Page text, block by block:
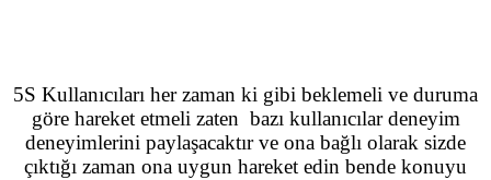
5S Kullanıcıları her zaman ki gibi beklemeli ve duruma
göre hareket etmeli zaten bazı kullanıcılar deneyim
deneyimlerini paylaşacaktır ve ona bağlı olarak sizde
çıktığı zaman ona uygun hareket edin bende konuyu